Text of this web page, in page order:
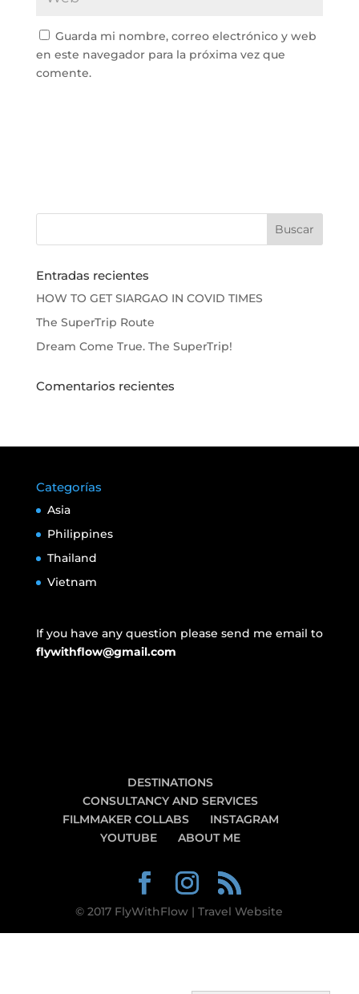
Guarda mi nombre, correo electrónico y web
en este navegador para la próxima vez que
comente.
Entradas recientes
HOW TO GET SIARGAO IN COVID TIMES
The SuperTrip Route
Dream Come True. The SuperTrip!
Comentarios recientes
Categorías
Asia
Philippines
Thailand
Vietnam
If you have any question please send me email to
flywithflow@gmail.com
DESTINATIONS
CONSULTANCY AND SERVICES
FILMMAKER COLLABS
INSTAGRAM
YOUTUBE
ABOUT ME
© 2017 FlyWithFlow | Travel Website